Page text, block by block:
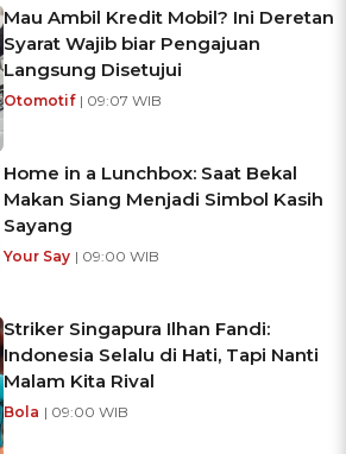
Mau Ambil Kredit Mobil? Ini Deretan
Syarat Wajib biar Pengajuan
Langsung Disetujui
Otomotif | 09:07 WIB
Home in a Lunchbox: Saat Bekal
Makan Siang Menjadi Simbol Kasih
Sayang
Your Say | 09:00 WIB
Striker Singapura Ilhan Fandi:
Indonesia Selalu di Hati, Tapi Nanti
Malam Kita Rival
Bola | 09:00 WIB